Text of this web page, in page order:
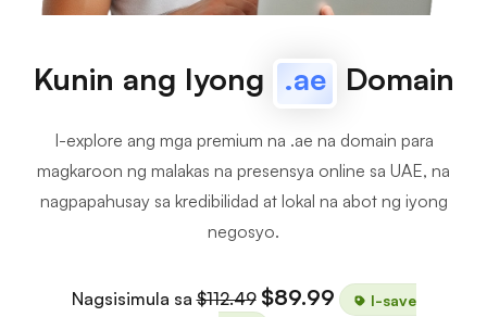
Kunin ang Iyong .ae Domain
I-explore ang mga premium na .ae na domain para
magkaroon ng malakas na presensya online sa UAE, na
nagpapahusay sa kredibilidad at lokal na abot ng iyong
negosyo.
Nagsisimula sa$112.49 $89.99
I-save